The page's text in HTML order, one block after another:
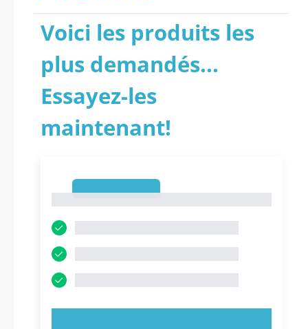
Voici les produits les
plus demandés...
Essayez-les
maintenant!